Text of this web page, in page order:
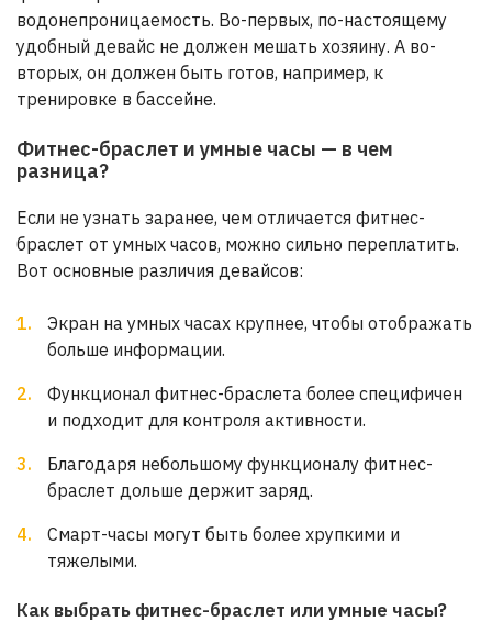
водонепроницаемость. Во-первых, по-настоящему
удобный девайс не должен мешать хозяину. А во-
вторых, он должен быть готов, например, к
тренировке в бассейне.
Фитнес-браслет и умные часы — в чем
разница?
Если не узнать заранее, чем отличается фитнес-
браслет от умных часов, можно сильно переплатить.
Вот основные различия девайсов:
Экран на умных часах крупнее, чтобы отображать
больше информации.
Функционал фитнес-браслета более специфичен
и подходит для контроля активности.
Благодаря небольшому функционалу фитнес-
браслет дольше держит заряд.
Смарт-часы могут быть более хрупкими и
тяжелыми.
Как выбрать фитнес-браслет или умные часы?